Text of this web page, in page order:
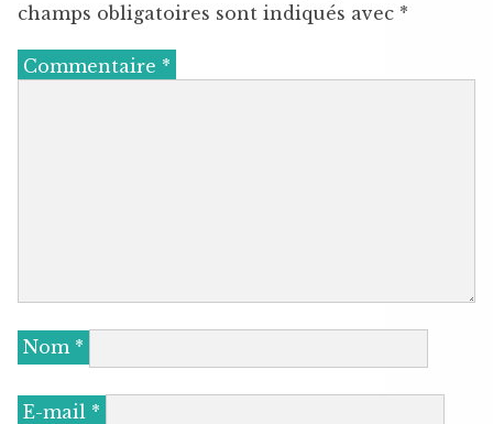
champs obligatoires sont indiqués avec *
Commentaire *
Nom *
E-mail *